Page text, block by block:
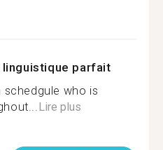
linguistique parfait
who is
Lire plus